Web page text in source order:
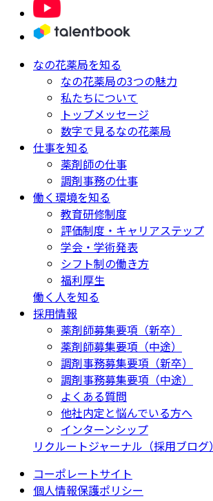
なの花薬局を知る
なの花薬局の3つの魅力
私たちについて
トップメッセージ
数字で見るなの花薬局
仕事を知る
薬剤師の仕事
調剤事務の仕事
働く環境を知る
教育研修制度
評価制度・キャリアステップ
学会・学術発表
シフト制の働き方
福利厚生
働く人を知る
採用情報
薬剤師募集要項（新卒）
薬剤師募集要項（中途）
調剤事務募集要項（新卒）
調剤事務募集要項（中途）
よくある質問
他社内定と悩んでいる方へ
インターンシップ
リクルートジャーナル（採用ブログ）
コーポレートサイト
個人情報保護ポリシー